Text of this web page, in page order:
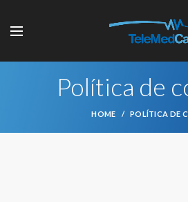
Política de
HOME POLÍTICA DE